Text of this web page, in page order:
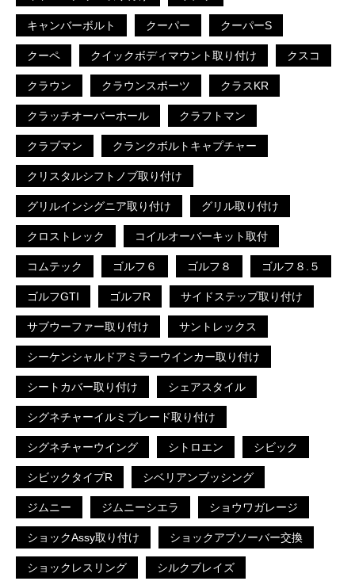
キャンバーボルト クーパー クーパーS
クーペ クイックボディマウント取り付け クスコ
クラウン クラウンスポーツ クラスKR
クラッチオーバーホール クラフトマン
クラブマン クランクボルトキャプチャー
クリスタルシフトノブ取り付け
グリルインシグニア取り付け グリル取り付け
クロストレック コイルオーバーキット取付
コムテック ゴルフ６ ゴルフ８ ゴルフ８.５
ゴルフGTI ゴルフR サイドステップ取り付け
サブウーファー取り付け サントレックス
シーケンシャルドアミラーウインカー取り付け
シートカバー取り付け シェアスタイル
シグネチャーイルミブレード取り付け
シグネチャーウイング シトロエン シビック
シビックタイプR シベリアンブッシング
ジムニー ジムニーシエラ ショウワガレージ
ショックAssy取り付け ショックアブソーバー交換
ショックレスリング シルクブレイズ